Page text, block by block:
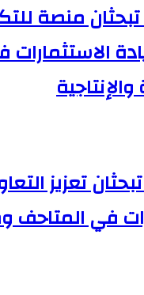
منصة
تعزيز
في المتاحف